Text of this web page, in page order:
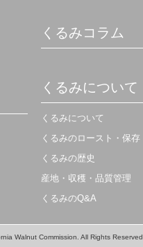
くるみコラム
くるみについて
くるみについて
くるみのロースト・保存
くるみの歴史
産地・収穫・品質管理
くるみのQ&A
Walnut Commission. All Rights Reserved.